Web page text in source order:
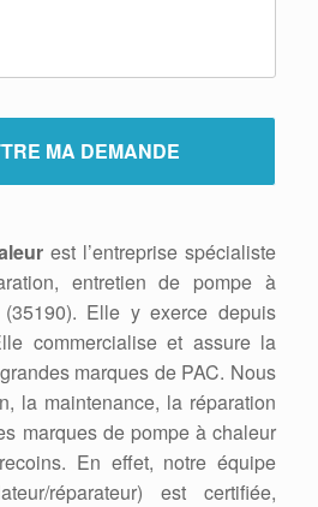
est l’entreprise spécialiste
entretien de pompe à
Elle y exerce depuis
commercialise et assure la
marques de PAC. Nous
la maintenance, la réparation
marques de pompe à chaleur
En effet, notre équipe
réparateur) est certifiée,